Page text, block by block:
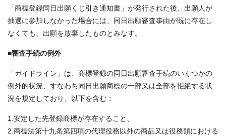
「商標登録同日出願くじ引き通知書」が発行された後、出願人が
抽選に参加しなかった場合には、同日出願審査事由が既に存在し
なくても、出願を放棄したものとみなす。
■審査手続の例外
「ガイドライン」は、商標登録の同日出願審査手続のいくつかの
例外的状況、すなわち同日出願商標の一部又は全部を拒絶する状
況を規定しており、以下を含む：
1.安定した先登録商標が存在すること、
2.商標法第十九条第四項の代理役務以外の商品又は役務類における